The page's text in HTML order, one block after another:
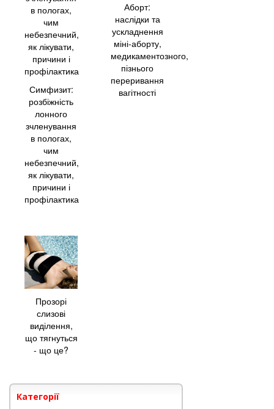
Симфизит:
розбіжність
лонного
зчленування
в пологах,
чим
небезпечний,
як лікувати,
причини і
профілактика
Аборт:
наслідки та
ускладнення
міні-аборту,
медикаментозного,
пізнього
переривання
вагітності
Прозорі
слизові
виділення,
що тягнуться
- що це?
Категорії